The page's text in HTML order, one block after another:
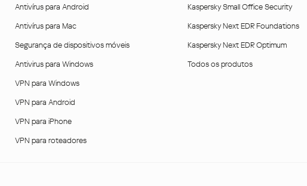
Antivírus para Android
Antivírus para Mac
Segurança de dispositivos móveis
Antivirus para Windows
VPN para Windows
VPN para Android
VPN para iPhone
VPN para roteadores
Kaspersky Small Office Security
Kaspersky Next EDR Foundations
Kaspersky Next EDR Optimum
Todos os produtos